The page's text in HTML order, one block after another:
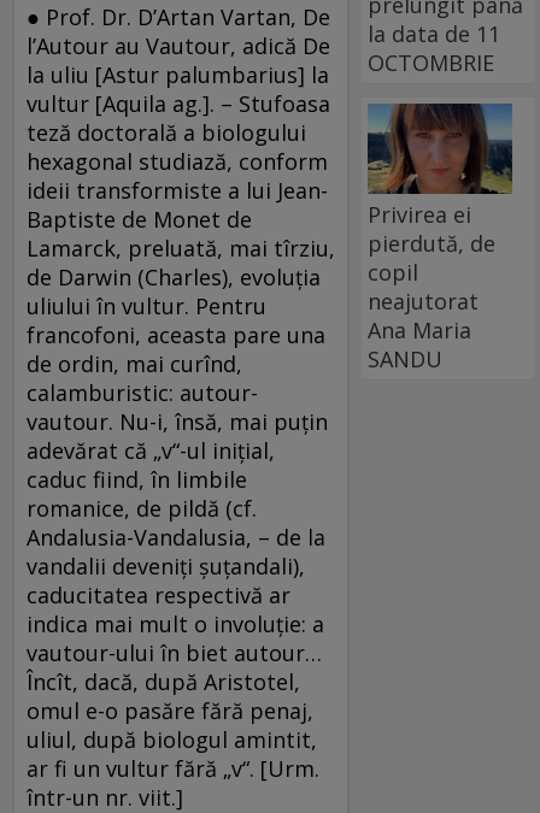
● Prof. Dr. D’Artan Vartan, De
l’Autour au Vautour, adică De
la uliu [Astur palumbarius] la
vultur [Aquila ag.]. – Stufoasa
teză doctorală a biologului
hexagonal studiază, conform
ideii transformiste a lui Jean-
Baptiste de Monet de
Lamarck, preluată, mai tîrziu,
de Darwin (Charles), evoluţia
uliului în vultur. Pentru
francofoni, aceasta pare una
de ordin, mai curînd,
calamburistic: autour-
vautour. Nu-i, însă, mai puţin
adevărat că „v“-ul iniţial,
caduc fiind, în limbile
romanice, de pildă (cf.
Andalusia-Vandalusia, – de la
vandalii deveniţi şuţandali),
caducitatea respectivă ar
indica mai mult o involuţie: a
vautour-ului în biet autour…
Încît, dacă, după Aristotel,
omul e-o pasăre fără penaj,
uliul, după biologul amintit,
ar fi un vultur fără „v“. [Urm.
într-un nr. viit.]
la data de 11
OCTOMBRIE
Privirea ei
pierdută, de
copil
neajutorat
Ana Maria
SANDU